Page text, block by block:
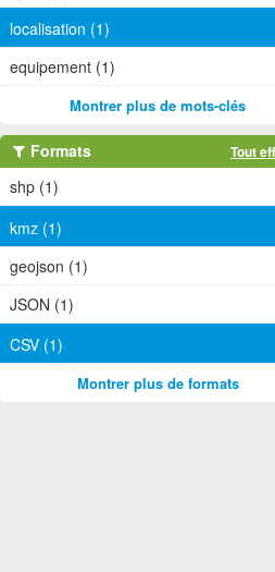
localisation (1)
equipement (1)
Montrer plus de mots-clés
Formats Tout
shp (1)
kmz (1)
geojson (1)
JSON (1)
CSV (1)
Montrer plus de formats